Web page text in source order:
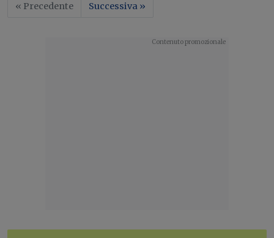
« Precedente Successiva »